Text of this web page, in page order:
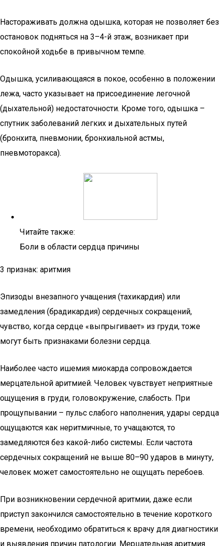
Настораживать должна одышка, которая не позволяет без
остановок подняться на 3–4-й этаж, возникает при
спокойной ходьбе в привычном темпе.
Одышка, усиливающаяся в покое, особенно в положении
лежа, часто указывает на присоединение легочной
(дыхательной) недостаточности. Кроме того, одышка –
спутник заболеваний легких и дыхательных путей
(бронхита, пневмонии, бронхиальной астмы,
пневмоторакса).
Читайте также:
Боли в области сердца причины
3 признак: аритмия
Эпизоды внезапного учащения (тахикардия) или
замедления (брадикардия) сердечных сокращений,
чувство, когда сердце «выпрыгивает» из груди, тоже
могут быть признаками болезни сердца.
Наиболее часто ишемия миокарда сопровождается
мерцательной аритмией. Человек чувствует неприятные
ощущения в груди, головокружение, слабость. При
прощупывании – пульс слабого наполнения, удары сердца
ощущаются как неритмичные, то учащаются, то
замедляются без какой-либо системы. Если частота
сердечных сокращений не выше 80–90 ударов в минуту,
человек может самостоятельно не ощущать перебоев.
При возникновении сердечной аритмии, даже если
приступ закончился самостоятельно в течение короткого
времени, необходимо обратиться к врачу для диагностики
и выявления причин патологии. Мерцательная аритмия